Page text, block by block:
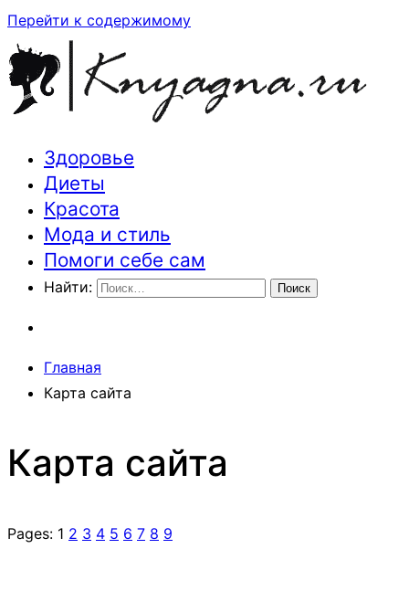
Перейти к содержимому
Траектория здоровья и красоты
Здоровье
Диеты
Красота
Мода и стиль
Помоги себе сам
Найти:
Главная
Карта сайта
Карта сайта
Pages: 1 2 3 4 5 6 7 8 9